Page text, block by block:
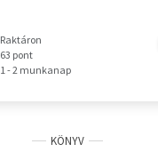
Raktáron
63 pont
1 - 2 munkanap
KÖNYV